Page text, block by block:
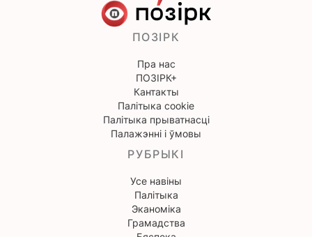
ПОЗІРК
Пра нас
ПОЗІРК+
Кантакты
Палітыка cookie
Палітыка прыватнасці
Палажэнні і ўмовы
РУБРЫКІ
Усе навіны
Палітыка
Эканоміка
Грамадства